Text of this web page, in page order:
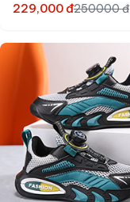
229,000 đ250000 đ